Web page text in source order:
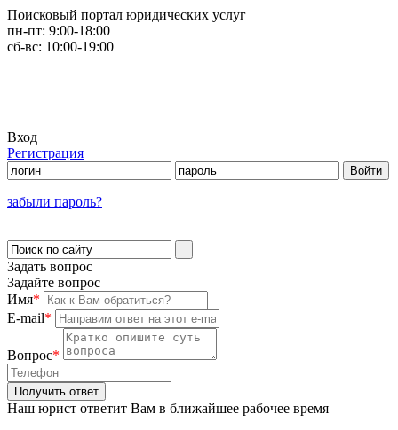
Поисковый портал юридических услуг
пн-пт: 9:00-18:00
сб-вс: 10:00-19:00
Вход
Регистрация
забыли пароль?
Задать вопрос
Задайте вопрос
Имя*
E-mail*
Вопрос*
Наш юрист ответит Вам в ближайшее рабочее время